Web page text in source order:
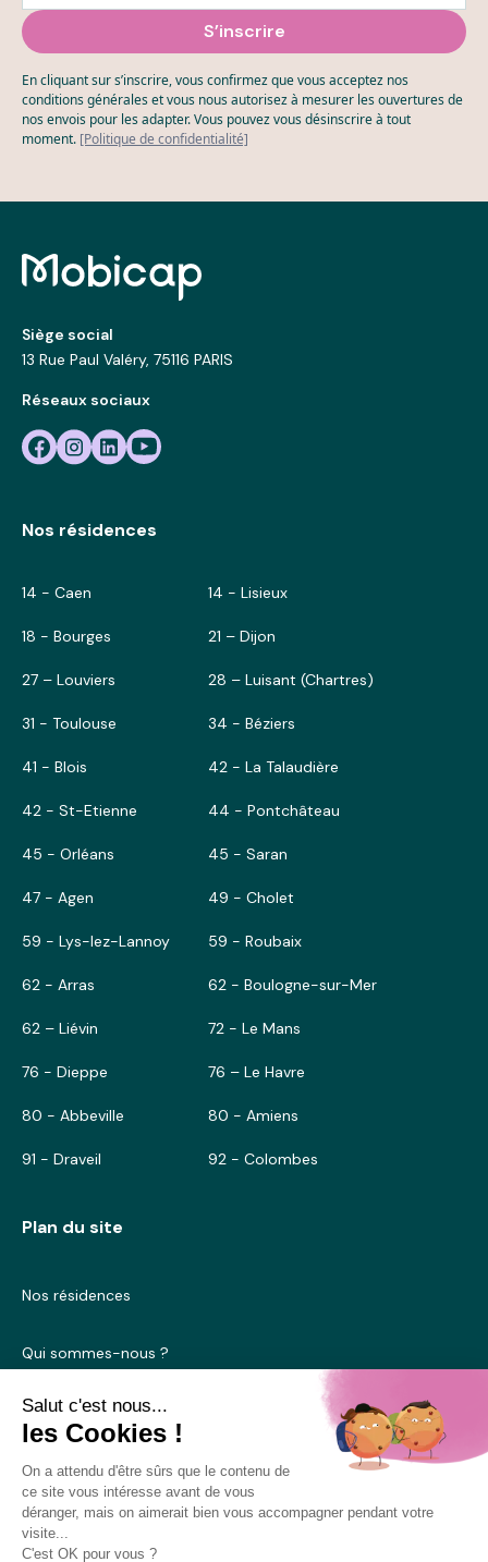
En cliquant sur s’inscrire, vous confirmez que vous acceptez nos
conditions générales et vous nous autorisez à mesurer les ouvertures de
nos envois pour les adapter. Vous pouvez vous désinscrire à tout
moment. [Politique de confidentialité]
Siège social
13 Rue Paul Valéry, 75116 PARIS
Réseaux sociaux
Nos résidences
14 - Caen 14 - Lisieux
18 - Bourges 21 – Dijon
27 – Louviers 28 – Luisant (Chartres)
31 - Toulouse 34 - Béziers
41 - Blois 42 - La Talaudière
42 - St-Etienne 44 - Pontchâteau
45 - Orléans 45 - Saran
47 - Agen 49 - Cholet
59 - Lys-lez-Lannoy 59 - Roubaix
62 - Arras 62 - Boulogne-sur-Mer
62 – Liévin 72 - Le Mans
76 - Dieppe 76 – Le Havre
80 - Abbeville 80 - Amiens
91 - Draveil 92 - Colombes
Plan du site
Nos résidences
Qui sommes-nous ?
Blog
Nous contacter